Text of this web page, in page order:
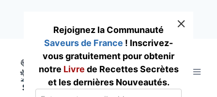
content
Rejoignez la Communauté
Saveurs de France ! Inscrivez-
vous gratuitement pour obtenir
notre Livre de Recettes Secrètes
et les dernières Nouveautés.